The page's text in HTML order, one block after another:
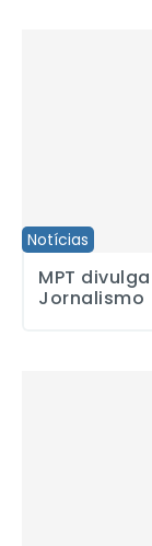
Notícias
MPT
Jornalismo